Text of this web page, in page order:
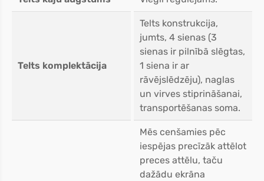
Telts komplektācija
Telts konstrukcija,
jumts, 4 sienas (3
sienas ir pilnībā slēgtas,
1 siena ir ar
rāvējslēdzēju), naglas
un virves stiprināšanai,
transportēšanas soma.
Mēs cenšamies pēc
iespējas precīzāk attēlot
preces attēlu, taču
dažādu ekrāna